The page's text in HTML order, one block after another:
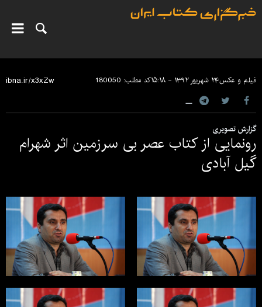
فیلم و عکس۲۴ شهریور ۱۳۹۲ - ۱۵:۱۸ کد مطلب: 180050
گزارش تصویری
رونمایی از کتاب عصر بی سرزمین اثر شهرام
گیل آبادی